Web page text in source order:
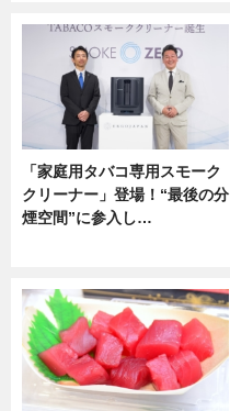
「家庭用タバコ専用スモーク
クリーナー」登場！“最後の分
煙空間”に参入し…